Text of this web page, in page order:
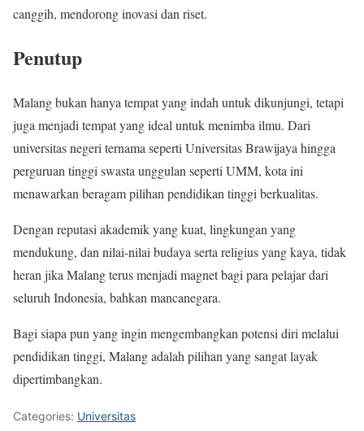
canggih, mendorong inovasi dan riset.
Penutup
Malang bukan hanya tempat yang indah untuk dikunjungi, tetapi
juga menjadi tempat yang ideal untuk menimba ilmu. Dari
universitas negeri ternama seperti Universitas Brawijaya hingga
perguruan tinggi swasta unggulan seperti UMM, kota ini
menawarkan beragam pilihan pendidikan tinggi berkualitas.
Dengan reputasi akademik yang kuat, lingkungan yang
mendukung, dan nilai-nilai budaya serta religius yang kaya, tidak
heran jika Malang terus menjadi magnet bagi para pelajar dari
seluruh Indonesia, bahkan mancanegara.
Bagi siapa pun yang ingin mengembangkan potensi diri melalui
pendidikan tinggi, Malang adalah pilihan yang sangat layak
dipertimbangkan.
Categories: Universitas